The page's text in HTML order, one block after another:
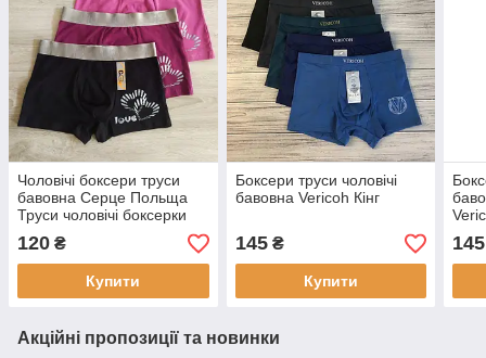
Чоловічі боксери труси
бавовна Серце Польща
Труси чоловічі боксерки
120 ₴
Купити
Боксери труси чоловічі
бавовна Vericoh Кінг
145₴
Купити
145
Акційні пропозиції та новинки